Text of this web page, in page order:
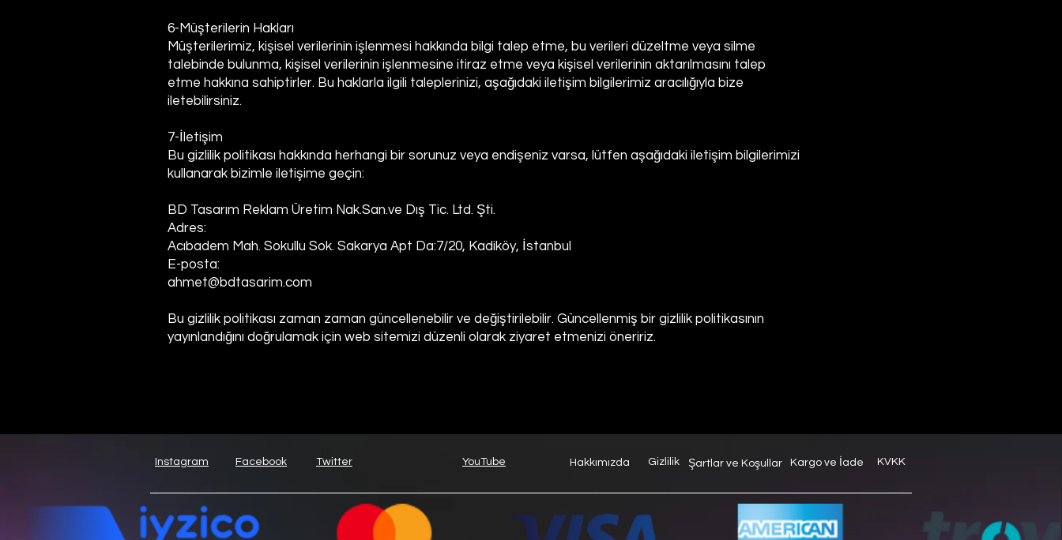
6-Müşterilerin Hakları
Müşterilerimiz, kişisel verilerinin işlenmesi hakkında bilgi talep etme, bu verileri düzeltme veya silme
talebinde bulunma, kişisel verilerinin işlenmesine itiraz etme veya kişisel verilerinin aktarılmasını talep
etme hakkına sahiptirler. Bu haklarla ilgili taleplerinizi, aşağıdaki iletişim bilgilerimiz aracılığıyla bize
iletebilirsiniz.
7-İletişim
Bu gizlilik politikası hakkında herhangi bir sorunuz veya endişeniz varsa, lütfen aşağıdaki iletişim bilgilerimizi
kullanarak bizimle iletişime geçin:
BD Tasarım Reklam Üretim Nak.San.ve Dış Tic. Ltd. Şti.
Adres:
Acıbadem Mah. Sokullu Sok. Sakarya Apt Da:7/20, Kadiköy, İstanbul
E-posta:
ahmet@bdtasarim.com
Bu gizlilik politikası zaman zaman güncellenebilir ve değiştirilebilir. Güncellenmiş bir gizlilik politikasının
yayınlandığını doğrulamak için web sitemizi düzenli olarak ziyaret etmenizi öneririz.
Instagram Facebook Twitter YouTube Hakkımızda Gizlilik Şartlar ve Koşullar Kargo ve İade KVKK